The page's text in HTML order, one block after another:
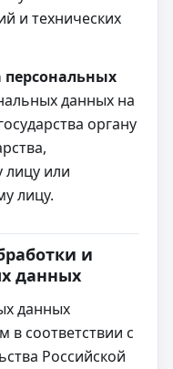
и технических
персональных
данных на
органу
лицу или
лицу.
и
данных
данных
в соответствии с
Российской